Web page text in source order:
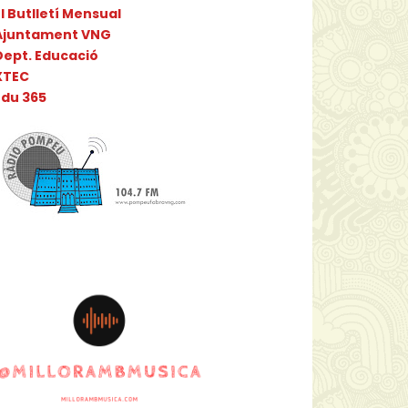
Butlletí Mensual
VNG
Educació
365